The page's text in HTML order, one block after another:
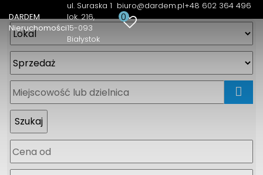
DARDEM
Nieruchomości
ul. Suraska 1
lok. 216
15-093
Białystok
biuro@dardem.pl+48 602 364 496
0